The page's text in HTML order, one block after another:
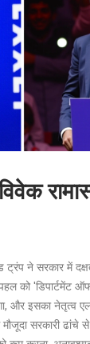
ट्रंप ने सरकार में
को 'डिपार्टमेंट
और इसका नेतृत्व
मौजूदा सरकारी